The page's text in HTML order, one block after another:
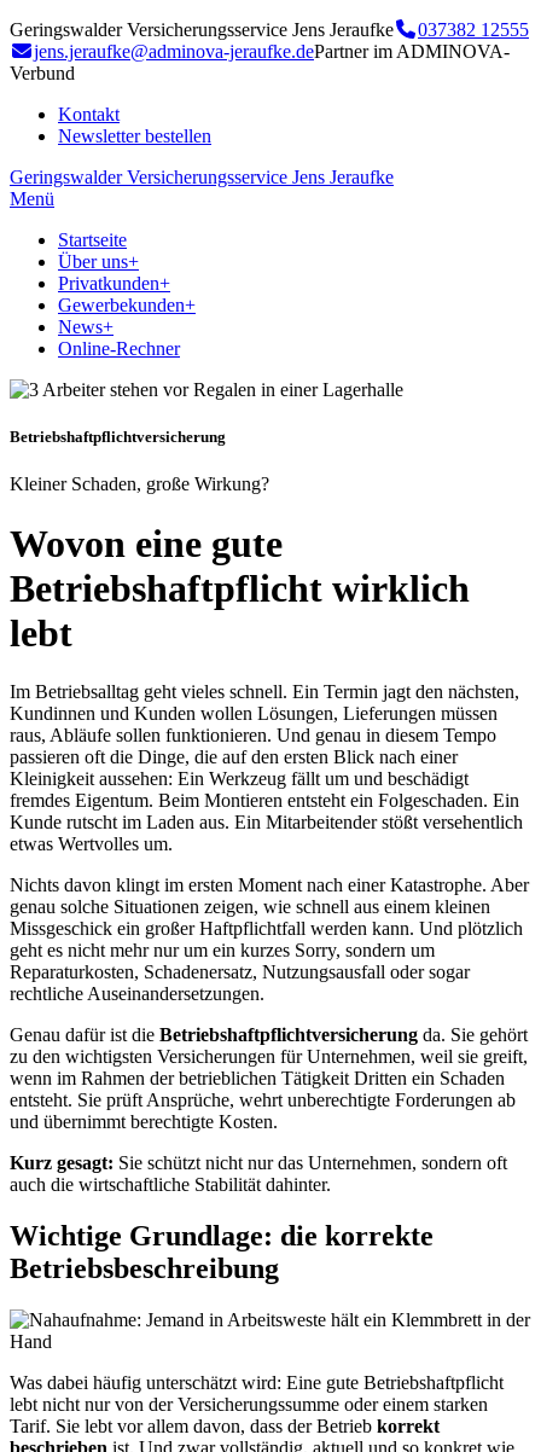
Geringswalder Versicherungsservice Jens Jeraufke
037382 12555
jens.jeraufke@adminova-jeraufke.dePartner im ADMINOVA-
Verbund
Kontakt
Newsletter bestellen
Geringswalder Versicherungsservice Jens Jeraufke
Menü
Startseite
Über uns+
Privatkunden+
Gewerbekunden+
News+
Online-Rechner
Betriebshaftpflichtversicherung
Kleiner Schaden, große Wirkung?
Wovon eine gute
Betriebshaftpflicht wirklich
lebt
Im Betriebsalltag geht vieles schnell. Ein Termin jagt den nächsten,
Kundinnen und Kunden wollen Lösungen, Lieferungen müssen
raus, Abläufe sollen funktionieren. Und genau in diesem Tempo
passieren oft die Dinge, die auf den ersten Blick nach einer
Kleinigkeit aussehen: Ein Werkzeug fällt um und beschädigt
fremdes Eigentum. Beim Montieren entsteht ein Folgeschaden. Ein
Kunde rutscht im Laden aus. Ein Mitarbeitender stößt versehentlich
etwas Wertvolles um.
Nichts davon klingt im ersten Moment nach einer Katastrophe. Aber
genau solche Situationen zeigen, wie schnell aus einem kleinen
Missgeschick ein großer Haftpflichtfall werden kann. Und plötzlich
geht es nicht mehr nur um ein kurzes Sorry, sondern um
Reparaturkosten, Schadenersatz, Nutzungsausfall oder sogar
rechtliche Auseinandersetzungen.
Genau dafür ist die Betriebshaftpflichtversicherung da. Sie gehört
zu den wichtigsten Versicherungen für Unternehmen, weil sie greift,
wenn im Rahmen der betrieblichen Tätigkeit Dritten ein Schaden
entsteht. Sie prüft Ansprüche, wehrt unberechtigte Forderungen ab
und übernimmt berechtigte Kosten.
Kurz gesagt: Sie schützt nicht nur das Unternehmen, sondern oft
auch die wirtschaftliche Stabilität dahinter.
Wichtige Grundlage: die korrekte
Betriebsbeschreibung
Was dabei häufig unterschätzt wird: Eine gute Betriebshaftpflicht
lebt nicht nur von der Versicherungssumme oder einem starken
Tarif. Sie lebt vor allem davon, dass der Betrieb korrekt
beschrieben ist. Und zwar vollständig, aktuell und so konkret wie